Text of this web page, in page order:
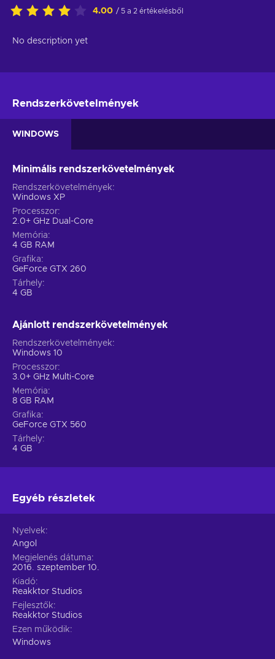
4.00 / 5 a 2 értékelésből
No description yet
Rendszerkövetelmények
WINDOWS
Minimális rendszerkövetelmények
Rendszerkövetelmények
Windows XP
Processzor
2.0+ GHz Dual-Core
Memória
4 GB RAM
Grafika
GeForce GTX 260
Tárhely
4 GB
Ajánlott rendszerkövetelmények
Rendszerkövetelmények
Windows 10
Processzor
3.0+ GHz Multi-Core
Memória
8 GB RAM
Grafika
GeForce GTX 560
Tárhely
4 GB
Egyéb részletek
Nyelvek
Angol
Megjelenés dátuma
2016. szeptember 10.
Kiadó
Reakktor Studios
Fejlesztők
Reakktor Studios
Ezen működik
Windows